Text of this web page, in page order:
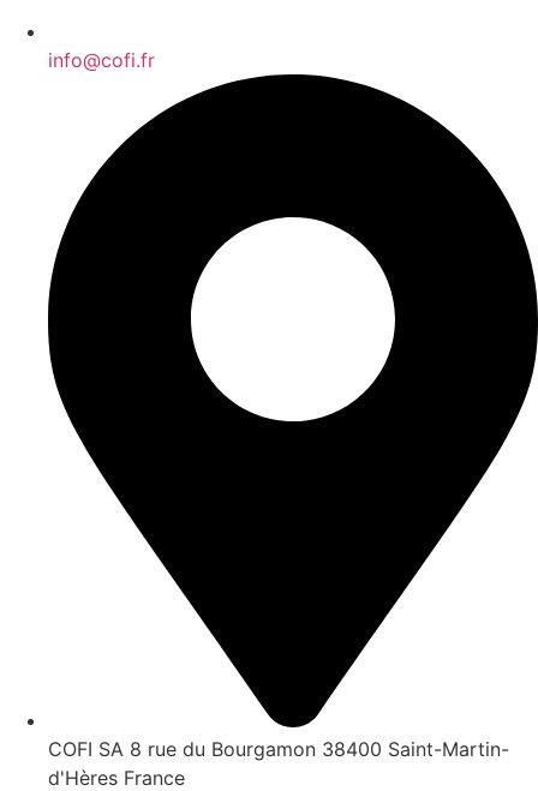
info@cofi.fr
COFI SA 8 rue du Bourgamon 38400 Saint-Martin-
d'Hères France